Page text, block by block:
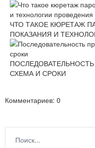
ЧТО ТАКОЕ КЮРЕТАЖ
ПОКАЗАНИЯ И
СХЕМА И СРОКИ
Комментариев: 0